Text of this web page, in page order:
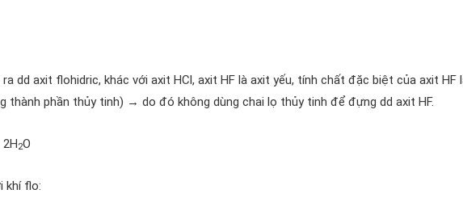
dd axit flohidric, khác với axit HCl, axit HF là axit yếu, tính chất đặc biệt của axit HF
thành phần thủy tinh) → do đó không dùng chai lọ thủy tinh để đựng dd axit HF.
2O
khí flo: